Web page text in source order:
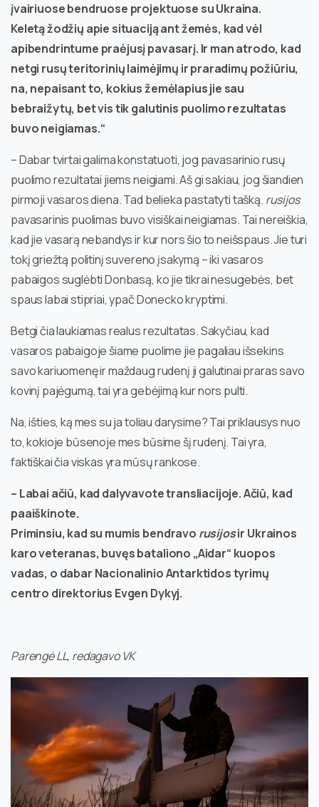
įvairiuose bendruose projektuose su Ukraina.
Keletą žodžių apie situaciją ant žemės, kad vėl
apibendrintume praėjusį pavasarį. Ir man atrodo, kad
netgi rusų teritorinių laimėjimų ir praradimų požiūriu,
na, nepaisant to, kokius žemėlapius jie sau
bebraižytų, bet vis tik galutinis puolimo rezultatas
buvo neigiamas.“
– Dabar tvirtai galima konstatuoti, jog pavasarinio rusų
puolimo rezultatai jiems neigiami. Aš gi sakiau, jog šiandien
pirmoji vasaros diena. Tad belieka pastatyti tašką. rusijos
pavasarinis puolimas buvo visiškai neigiamas. Tai nereiškia,
kad jie vasarą nebandys ir kur nors šio to neišspaus. Jie turi
tokį griežtą politinį suvereno įsakymą – iki vasaros
pabaigos suglėbti Donbasą, ko jie tikrai nesugebės, bet
spaus labai stipriai, ypač Donecko kryptimi.
Betgi čia laukiamas realus rezultatas. Sakyčiau, kad
vasaros pabaigoje šiame puolime jie pagaliau išsekins
savo kariuomenę ir maždaug rudenį ji galutinai praras savo
kovinį pajėgumą, tai yra gebėjimą kur nors pulti.
Na, išties, ką mes su ja toliau darysime? Tai priklausys nuo
to, kokioje būsenoje mes būsime šį rudenį. Tai yra,
faktiškai čia viskas yra mūsų rankose.
– Labai ačiū, kad dalyvavote transliacijoje. Ačiū, kad
paaiškinote.
Priminsiu, kad su mumis bendravo rusijosir Ukrainos
karo veteranas, buvęs bataliono „Aidar“ kuopos
vadas, o dabar Nacionalinio Antarktidos tyrimų
centro direktorius Evgen Dykyj.
Parengė LL, redagavo VK